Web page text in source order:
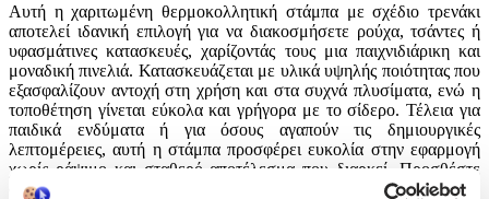
Αυτή η χαριτωμένη θερμοκολλητική στάμπα με σχέδιο τρενάκι
αποτελεί ιδανική επιλογή για να διακοσμήσετε ρούχα, τσάντες ή
υφασμάτινες κατασκευές, χαρίζοντάς τους μια παιχνιδιάρικη και
μοναδική πινελιά. Κατασκευάζεται με υλικά υψηλής ποιότητας που
εξασφαλίζουν αντοχή στη χρήση και στα συχνά πλυσίματα, ενώ η
τοποθέτηση γίνεται εύκολα και γρήγορα με το σίδερο. Τέλεια για
παιδικά ενδύματα ή για όσους αγαπούν τις δημιουργικές
λεπτομέρειες, αυτή η στάμπα προσφέρει ευκολία στην εφαρμογή
χωρίς ράψιμο και σταθερό αποτέλεσμα που διαρκεί. Προσθέστε
στυλ και προσωπικότητα στα αγαπημένα σας αντικείμενα με αυτή